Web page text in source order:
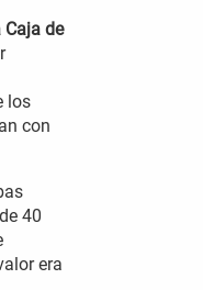
Caja de
los
con
40
era